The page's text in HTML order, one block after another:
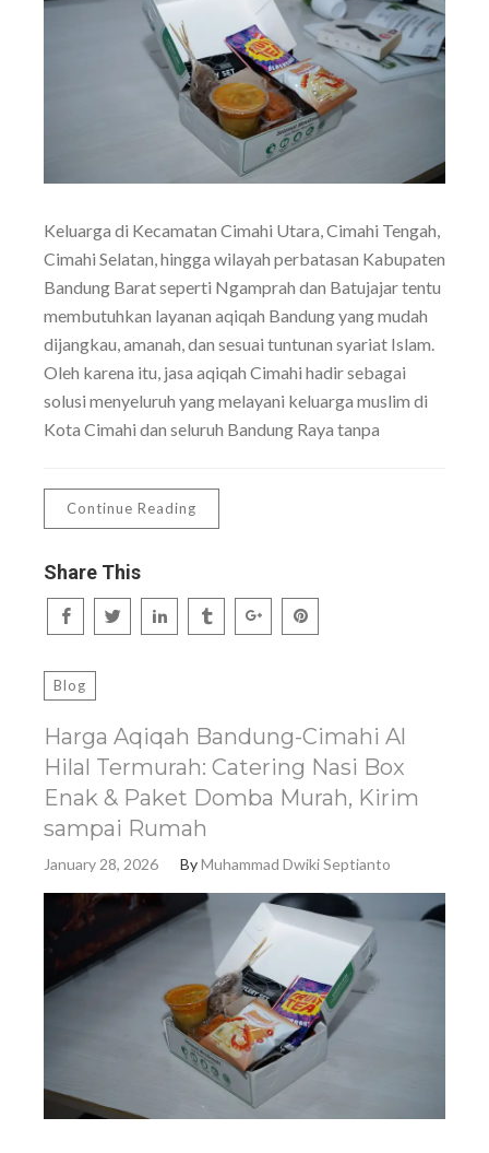
Keluarga di Kecamatan Cimahi Utara, Cimahi Tengah,
Cimahi Selatan, hingga wilayah perbatasan Kabupaten
Bandung Barat seperti Ngamprah dan Batujajar tentu
membutuhkan layanan aqiqah Bandung yang mudah
dijangkau, amanah, dan sesuai tuntunan syariat Islam.
Oleh karena itu, jasa aqiqah Cimahi hadir sebagai
solusi menyeluruh yang melayani keluarga muslim di
Kota Cimahi dan seluruh Bandung Raya tanpa
Continue Reading
Share This
Blog
Harga Aqiqah Bandung-Cimahi Al
Hilal Termurah: Catering Nasi Box
Enak & Paket Domba Murah, Kirim
sampai Rumah
January 28, 2026 ByMuhammad Dwiki Septianto